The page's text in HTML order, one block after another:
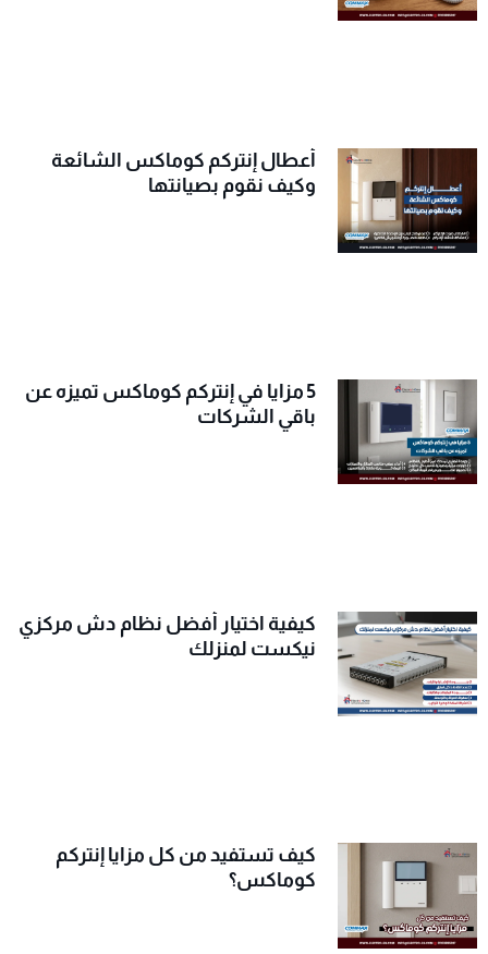
أعطال إنتركم كوماكس الشائعة
وكيف نقوم بصيانتها
5 مزايا في إنتركم كوماكس تميزه عن
باقي الشركات
كيفية اختيار أفضل نظام دش مركزي
نيكست لمنزلك
كيف تستفيد من كل مزايا إنتركم
كوماكس؟